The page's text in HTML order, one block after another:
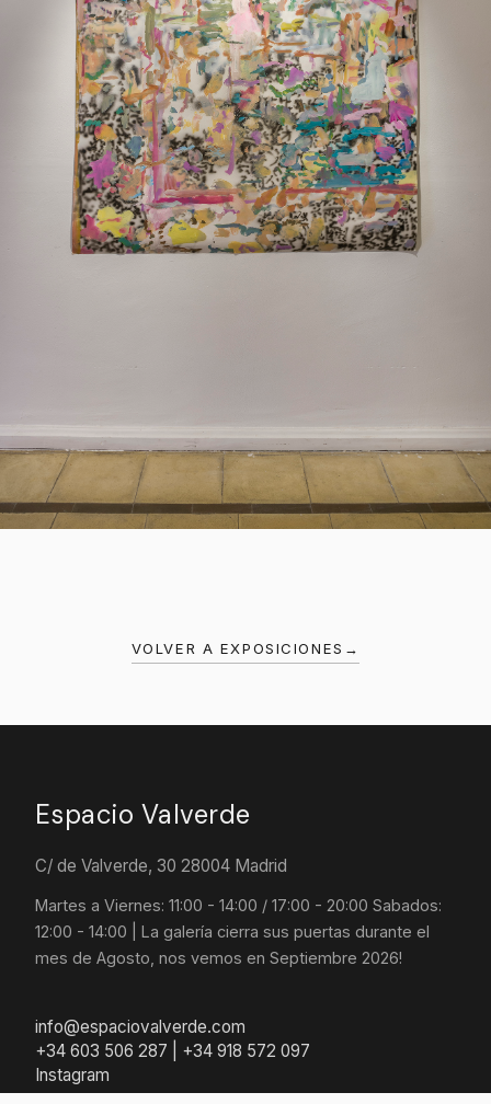
VOLVER A EXPOSICIONES →
Espacio Valverde
C/ de Valverde, 30 28004 Madrid
Martes a Viernes: 11:00 - 14:00 / 17:00 - 20:00 Sabados:
12:00 - 14:00 | La galería cierra sus puertas durante el
mes de Agosto, nos vemos en Septiembre 2026!
info@espaciovalverde.com
+34 603 506 287 | +34 918 572 097
Instagram